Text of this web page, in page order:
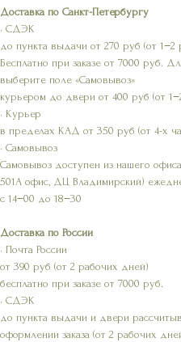
Доставка по Санкт-Петербургу
• СДЭК
до пункта выдачи от 270 руб (от 1−2
Бесплатно при заказе от 7000 руб.
выберите поле «Самовывоз»
курьером до двери от 400 руб (от
• Курьер
в пределах КАД от 350 руб (от 4-х
• Самовывоз
Самовывоз доступен из нашего
501А офис, ДЦ Владимирский)
с 14−00 до 18−30
Доставка по России
• Почта России
от 390 руб (от 2 рабочих дней)
бесплатно при заказе от 7000 руб.
• СДЭК
до пункта выдачи и двери
оформлении заказа (от 2 рабочих